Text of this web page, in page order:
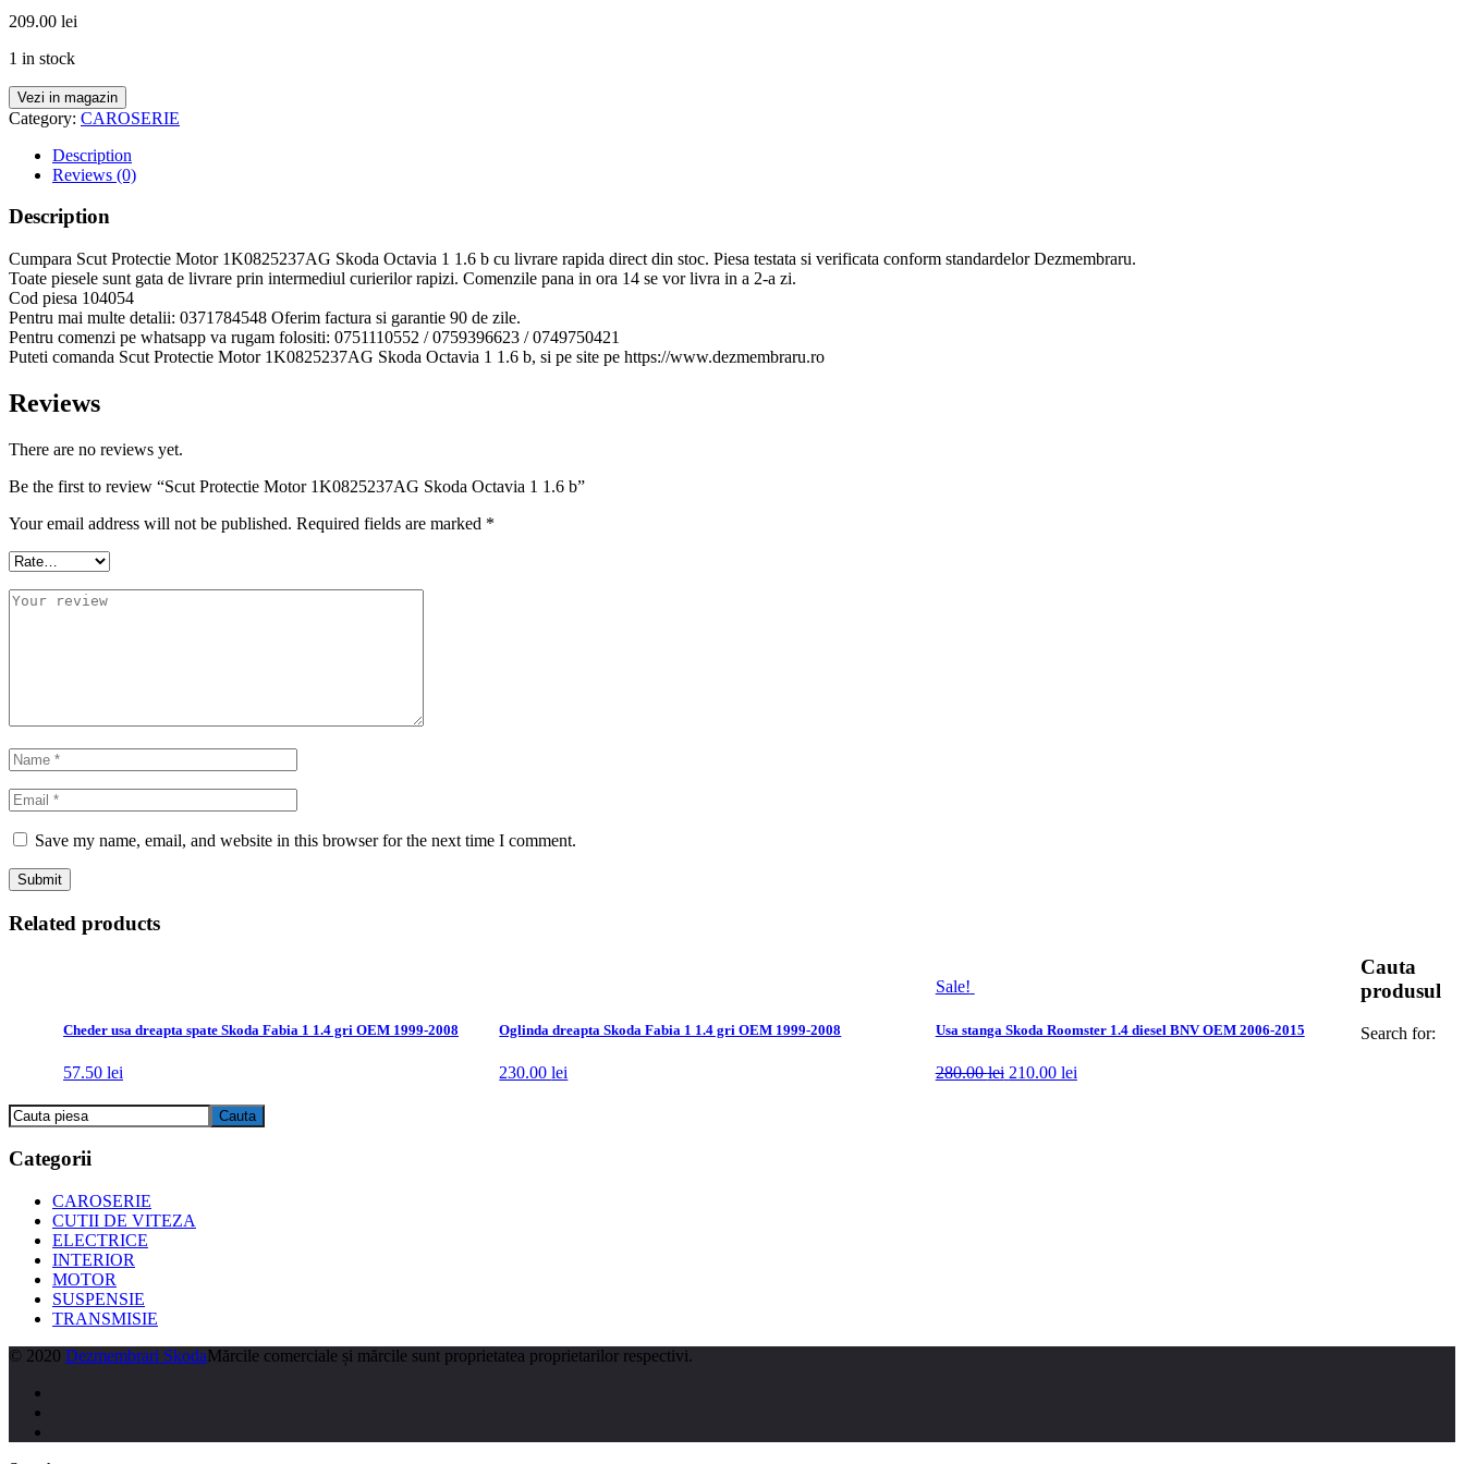
209.00 lei
1 in stock
Vezi in magazin
Category: CAROSERIE
Description
Reviews (0)
Description
Cumpara Scut Protectie Motor 1K0825237AG Skoda Octavia 1 1.6 b cu livrare rapida direct din stoc. Piesa testata si verificata conform standardelor Dezmembraru.
Toate piesele sunt gata de livrare prin intermediul curierilor rapizi. Comenzile pana in ora 14 se vor livra in a 2-a zi.
Cod piesa 104054
Pentru mai multe detalii: 0371784548 Oferim factura si garantie 90 de zile.
Pentru comenzi pe whatsapp va rugam folositi: 0751110552 / 0759396623 / 0749750421
Puteti comanda Scut Protectie Motor 1K0825237AG Skoda Octavia 1 1.6 b, si pe site pe https://www.dezmembraru.ro
Reviews
There are no reviews yet.
Be the first to review “Scut Protectie Motor 1K0825237AG Skoda Octavia 1 1.6 b”
Your email address will not be published. Required fields are marked *
Save my name, email, and website in this browser for the next time I comment.
Related products
Cheder usa dreapta spate Skoda Fabia 1 1.4 gri OEM 1999-2008
57.50 lei
Oglinda dreapta Skoda Fabia 1 1.4 gri OEM 1999-2008
230.00lei
Sale!
Usa stanga Skoda Roomster 1.4 diesel BNV OEM 2006-2015
280.00lei 210.00 lei
Cauta
produsul
Search for:
Categorii
CAROSERIE
CUTII DE VITEZA
ELECTRICE
INTERIOR
MOTOR
SUSPENSIE
TRANSMISIE
© 2020 Dezmembrari SkodaMărcile comerciale și mărcile sunt proprietatea proprietarilor respectivi.